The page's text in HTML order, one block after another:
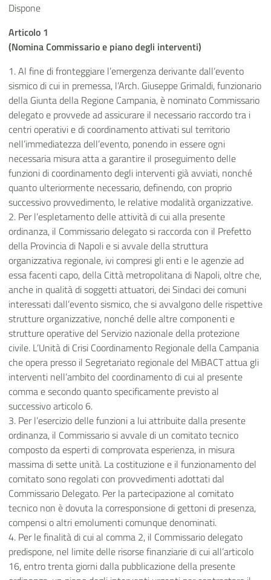
Dispone
Articolo 1
(Nomina Commissario e piano degli interventi)
1. Al fine di fronteggiare l’emergenza derivante dall’evento
sismico di cui in premessa, l’Arch. Giuseppe Grimaldi, funzionario
della Giunta della Regione Campania, è nominato Commissario
delegato e provvede ad assicurare il necessario raccordo tra i
centri operativi e di coordinamento attivati sul territorio
nell’immediatezza dell’evento, ponendo in essere ogni
necessaria misura atta a garantire il proseguimento delle
funzioni di coordinamento degli interventi già avviati, nonché
quanto ulteriormente necessario, definendo, con proprio
successivo provvedimento, le relative modalità organizzative.
2. Per l’espletamento delle attività di cui alla presente
ordinanza, il Commissario delegato si raccorda con il Prefetto
della Provincia di Napoli e si avvale della struttura
organizzativa regionale, ivi compresi gli enti e le agenzie ad
essa facenti capo, della Città metropolitana di Napoli, oltre che,
anche in qualità di soggetti attuatori, dei Sindaci dei comuni
interessati dall’evento sismico, che si avvalgono delle rispettive
strutture organizzative, nonché delle altre componenti e
strutture operative del Servizio nazionale della protezione
civile. L’Unità di Crisi Coordinamento Regionale della Campania
che opera presso il Segretariato regionale del MiBACT attua gli
interventi nell’ambito del coordinamento di cui al presente
comma e secondo quanto specificamente previsto al
successivo articolo 6.
3. Per l’esercizio delle funzioni a lui attribuite dalla presente
ordinanza, il Commissario si avvale di un comitato tecnico
composto da esperti di comprovata esperienza, in misura
massima di sette unità. La costituzione e il funzionamento del
comitato sono regolati con provvedimenti adottati dal
Commissario Delegato. Per la partecipazione al comitato
tecnico non è dovuta la corresponsione di gettoni di presenza,
compensi o altri emolumenti comunque denominati.
4. Per le finalità di cui al comma 2, il Commissario delegato
predispone, nel limite delle risorse finanziarie di cui all’articolo
16, entro trenta giorni dalla pubblicazione della presente